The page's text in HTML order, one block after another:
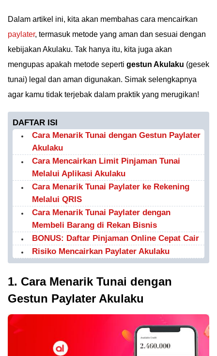
Dalam artikel ini, kita akan membahas cara mencairkan
paylater, termasuk metode yang aman dan sesuai dengan
kebijakan Akulaku. Tak hanya itu, kita juga akan
mengupas apakah metode seperti gestun Akulaku (gesek
tunai) legal dan aman digunakan. Simak selengkapnya
agar kamu tidak terjebak dalam praktik yang merugikan!
DAFTAR ISI
Cara Menarik Tunai dengan Gestun Paylater
Akulaku
Cara Mencairkan Limit Pinjaman Tunai
Melalui Aplikasi Akulaku
Cara Menarik Tunai Paylater ke Rekening
Melalui QRIS
Cara Menarik Tunai Paylater dengan
Membeli Barang di Rekan Bisnis
BONUS: Daftar Pinjaman Online Cepat Cair
Risiko Mencairkan Paylater Akulaku
1. Cara Menarik Tunai dengan
Gestun Paylater Akulaku